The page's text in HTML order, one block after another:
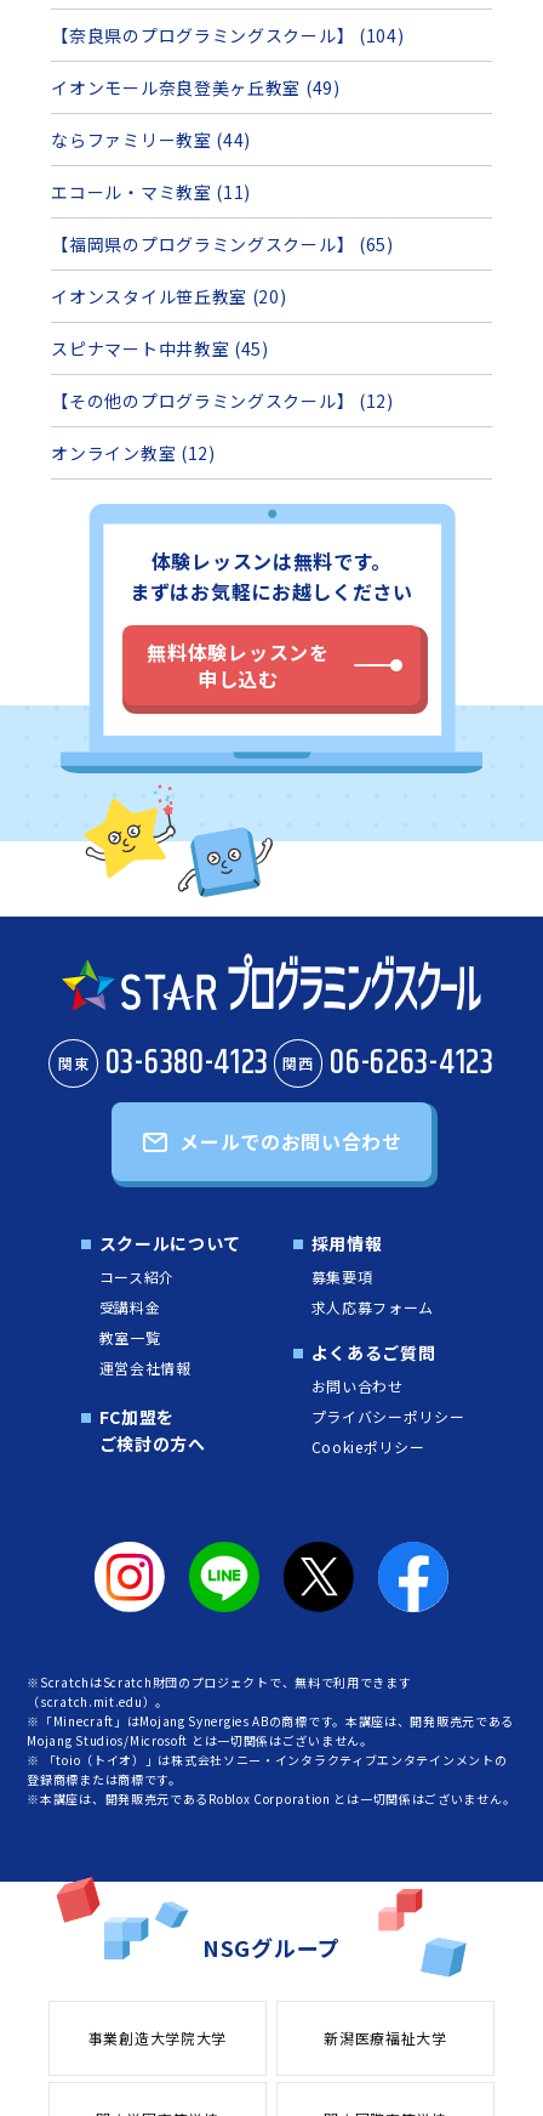
【奈良県のプログラミングスクール】 (104)
イオンモール奈良登美ヶ丘教室 (49)
ならファミリー教室 (44)
エコール・マミ教室 (11)
【福岡県のプログラミングスクール】 (65)
イオンスタイル笹丘教室 (20)
スピナマート中井教室 (45)
【その他のプログラミングスクール】 (12)
オンライン教室 (12)
体験レッスンは無料です。
まずはお気軽にお越しください
無料体験レッスンを
申し込む
関東 03-6380-4123 関西 06-6263-4123
メールでのお問い合わせ
スクールについて
コース紹介
受講料金
教室一覧
運営会社情報
FC加盟を
ご検討の方へ
採用情報
募集要項
求人応募フォーム
よくあるご質問
お問い合わせ
プライバシーポリシー
Cookieポリシー
※ScratchはScratch財団のプロジェクトで、無料で利用できます
（scratch.mit.edu）。
※「Minecraft」はMojang Synergies ABの商標です。本講座は、開発販売元である
Mojang Studios/Microsoft とは一切関係はございません。
※ 「toio（トイオ）」は株式会社ソニー・インタラクティブエンタテインメントの
登録商標または商標です。
※本講座は、開発販売元であるRoblox Corporation とは一切関係はございません。
NSGグループ
事業創造大学院大学 新潟医療福祉大学